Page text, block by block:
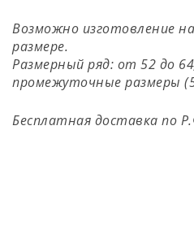
Возможно изготовление
размере.
Размерный ряд: от 52 до
промежуточные размеры
Бесплатная доставка по